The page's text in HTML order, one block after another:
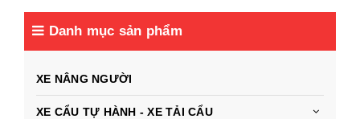
Danh mục sản phẩm
XE NÂNG NGƯỜI
XE CẨU TỰ HÀNH - XE TẢI CẨU